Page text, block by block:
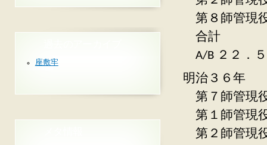
第８師管
合計
A/B ２２．
明治３６年
第７師管
第１師管現
第２師管
座敷牢